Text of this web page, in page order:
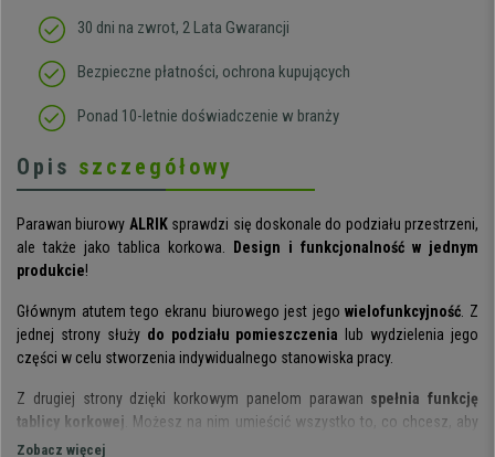
30 dni na zwrot, 2 Lata Gwarancji
Bezpieczne płatności, ochrona kupujących
Ponad 10-letnie doświadczenie w branży
Opis szczegółowy
Parawan biurowy ALRIKsprawdzi się doskonale do podziału przestrzeni,
ale także jako tablica korkowa.
Design i funkcjonalność w jednym
produkcie!
Głównym atutem tego ekranu biurowego jest jegowielofunkcyjność . Z
jednej strony służy do podziału pomieszczenia lub wydzielenia jego
części w celu stworzenia indywidualnego stanowiska pracy.
Z drugiej strony dzięki korkowym panelom parawan spełnia funkcję
tablicy korkowej . Możesz na nim umieścić wszystko to, co chcesz, aby
nie umknęło Twojej uwadze: notatki, harmonogramy, ogłoszenia,
Zobacz więcej